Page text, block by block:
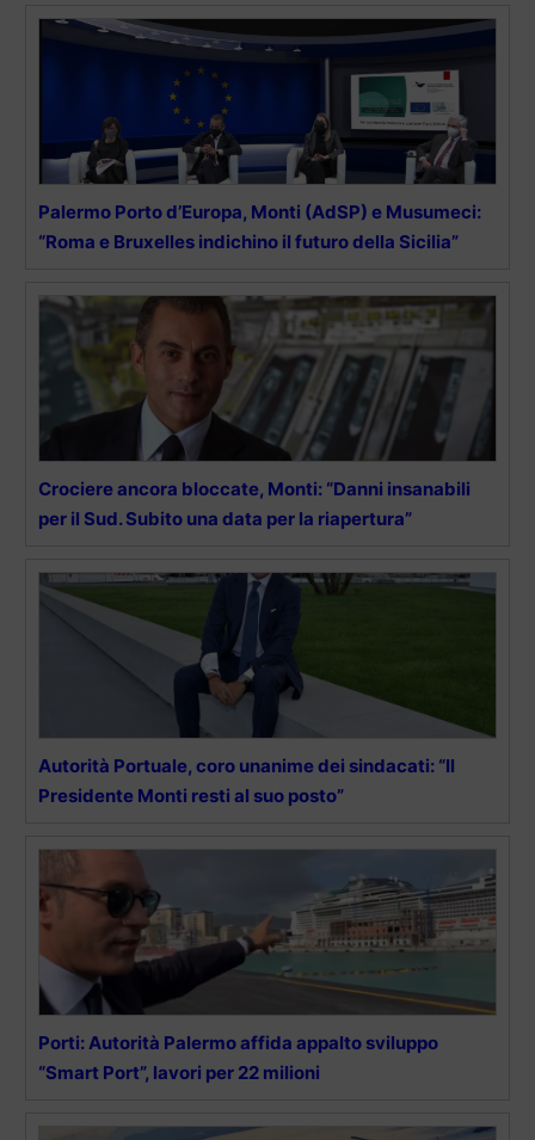
Palermo Porto d’Europa, Monti (AdSP) e Musumeci:
“Roma e Bruxelles indichino il futuro della Sicilia”
Crociere ancora bloccate, Monti: “Danni insanabili
per il Sud. Subito una data per la riapertura”
Autorità Portuale, coro unanime dei sindacati: “Il
Presidente Monti resti al suo posto”
Porti: Autorità Palermo affida appalto sviluppo
“Smart Port”, lavori per 22 milioni